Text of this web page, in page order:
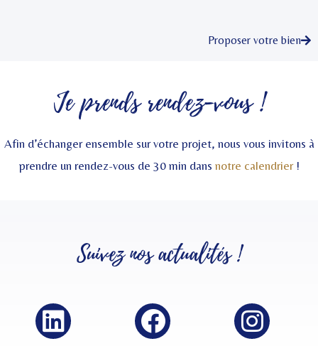
Proposer votre bien
Je prends rendez-vous !
Afin d’échanger ensemble sur votre projet, nous vous invitons à
prendre un rendez-vous de 30 min dans notre calendrier!
Suivez nosactualités !